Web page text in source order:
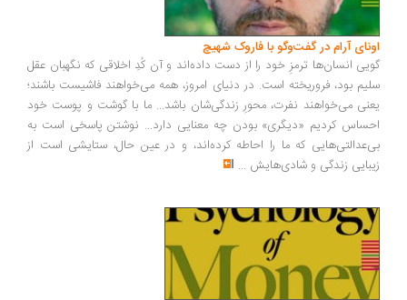
اونای آرام در گفت‌وگو با فاروک شهیچ‭
گویی انسان‌ها ترمزِ خود را از دست داده‌اند و آن کُدِ اخلاقی که نگهبان عقل
سلیم بود، فروریخته است. در دنیای امروز، همه می‌خواهند فاشیست باشند؛
یعنی می‌خواهند نفرت، محورِ زندگی‌شان باشد... ما با گوشت و پوست خود
احساس کردیم «دیگری» بودن چه معنایی دارد... نوشتن پاسخی است به
بی‌عدالتی‌هایی که ما را احاطه کرده‌اند، و در عین حال، ستایشی است از
زیبایی زندگی و شادی‌هایش ...